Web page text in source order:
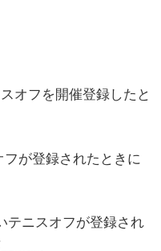
オフを開催登録したと
フが登録されたときに
テニスオフが登録され